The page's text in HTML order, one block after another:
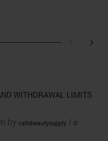
WITHDRAWAL LIMITS
by calisbeautysupply / 0